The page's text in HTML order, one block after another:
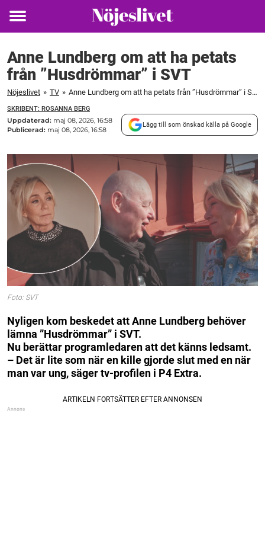
Toggle
Anne Lundberg om att ha petats
från ”Husdrömmar” i SVT
Nöjeslivet » TV » Anne Lundberg om att ha petats från ”Husdrömmar” i SVT
SKRIBENT: ROSANNA BERG
Uppdaterad: maj 08, 2026, 16:58
Publicerad: maj 08, 2026, 16:58
Lägg till som önskad källa på Google
Foto: SVT
Nyligen kom beskedet att Anne Lundberg behöver
lämna ”Husdrömmar” i SVT.
Nu berättar programledaren att det känns ledsamt.
– Det är lite som när en kille gjorde slut med en när
man var ung, säger tv-profilen i P4 Extra.